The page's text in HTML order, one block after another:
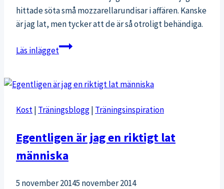
hittade söta små mozzarellarundisar i affären. Kanske
är jag lat, men tycker att de är så otroligt behändiga.
Läs inläggetMozzarella
Kost| Träningsblogg| Träningsinspiration
Egentligen är jag en riktigt lat
människa
5 november 20145 november 2014